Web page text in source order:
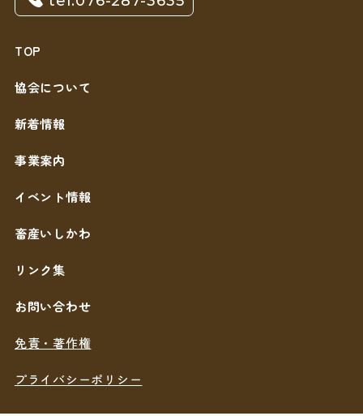
TOP
協会について
新着情報
事業案内
イベント情報
畜産いしかわ
リンク集
お問い合わせ
免責・著作権
プライバシーポリシー